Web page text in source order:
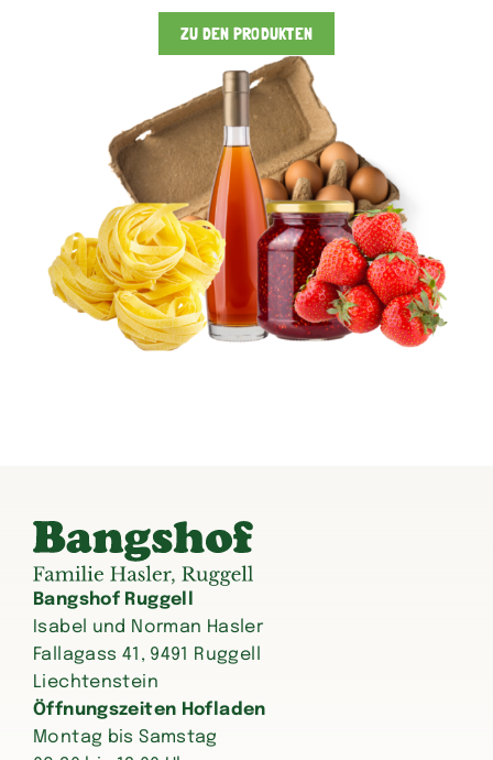
ZU DEN PRODUKTEN
Bangshof Ruggell
Isabel und Norman Hasler
Fallagass 41, 9491 Ruggell
Liechtenstein
Öffnungszeiten Hofladen
Montag bis Samstag